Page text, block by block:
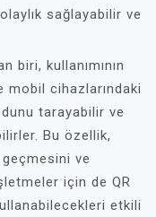
sağlayabilir ve
biri, kullanımının
mobil cihazlarındaki
tarayabilir ve
Bu özellik,
ve
için de QR
etkili